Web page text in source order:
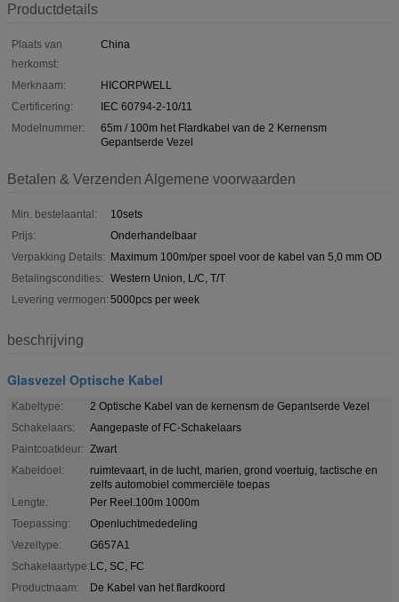
Productdetails
Plaats van
herkomst:
China
Merknaam:
HICORPWELL
Certificering:
IEC 60794-2-10/11
Modelnummer:
65m / 100m het Flardkabel van de 2 Kernensm
Gepantserde Vezel
Betalen & Verzenden Algemene voorwaarden
Min. bestelaantal:
10sets
Prijs:
Onderhandelbaar
Verpakking Details: Maximum 100m/per spoel voor de kabel van 5,0 mm OD
Betalingscondities:
Western Union, L/C, T/T
Levering vermogen: 5000pcs per week
beschrijving
Glasvezel Optische Kabel
Kabeltype:
2 Optische Kabel van de kernensm de Gepantserde Vezel
Schakelaars:
Aangepaste of FC-Schakelaars
Paintcoatkleur: Zwart
Kabeldoel:
ruimtevaart, in de lucht, marien, grond voertuig, tactische en
zelfs automobiel commerciële toepas
Lengte:
Per Reel.100m 1000m
Toepassing:
Openluchtmededeling
Vezeltype:
G657A1
Schakelaartype:LC, SC, FC
Productnaam:
De Kabel van het flardkoord